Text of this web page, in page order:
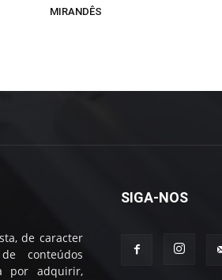
MIRANDÊS
de caracter
conteúdos
por adquirir,
SIGA-NOS